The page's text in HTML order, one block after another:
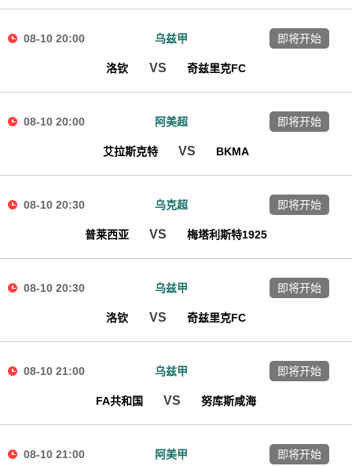
08-10 20:00 乌兹甲
洛钦 VS 奇兹里克FC
即将开始
08-10 20:00 阿美超
艾拉斯克特 VS BKMA
即将开始
08-10 20:30 乌克超
普莱西亚 VS 梅塔利斯特1925
即将开始
08-10 20:30 乌兹甲
洛钦 VS 奇兹里克FC
即将开始
08-10 21:00 乌兹甲
FA共和国 VS 努库斯咸海
即将开始
08-10 21:00 阿美甲 即将开始